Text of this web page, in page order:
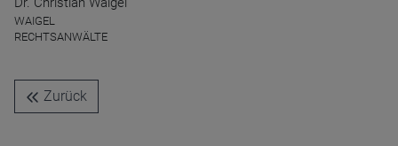
WAIGEL
RECHTSANWÄLTE
Zurück
Ablauf